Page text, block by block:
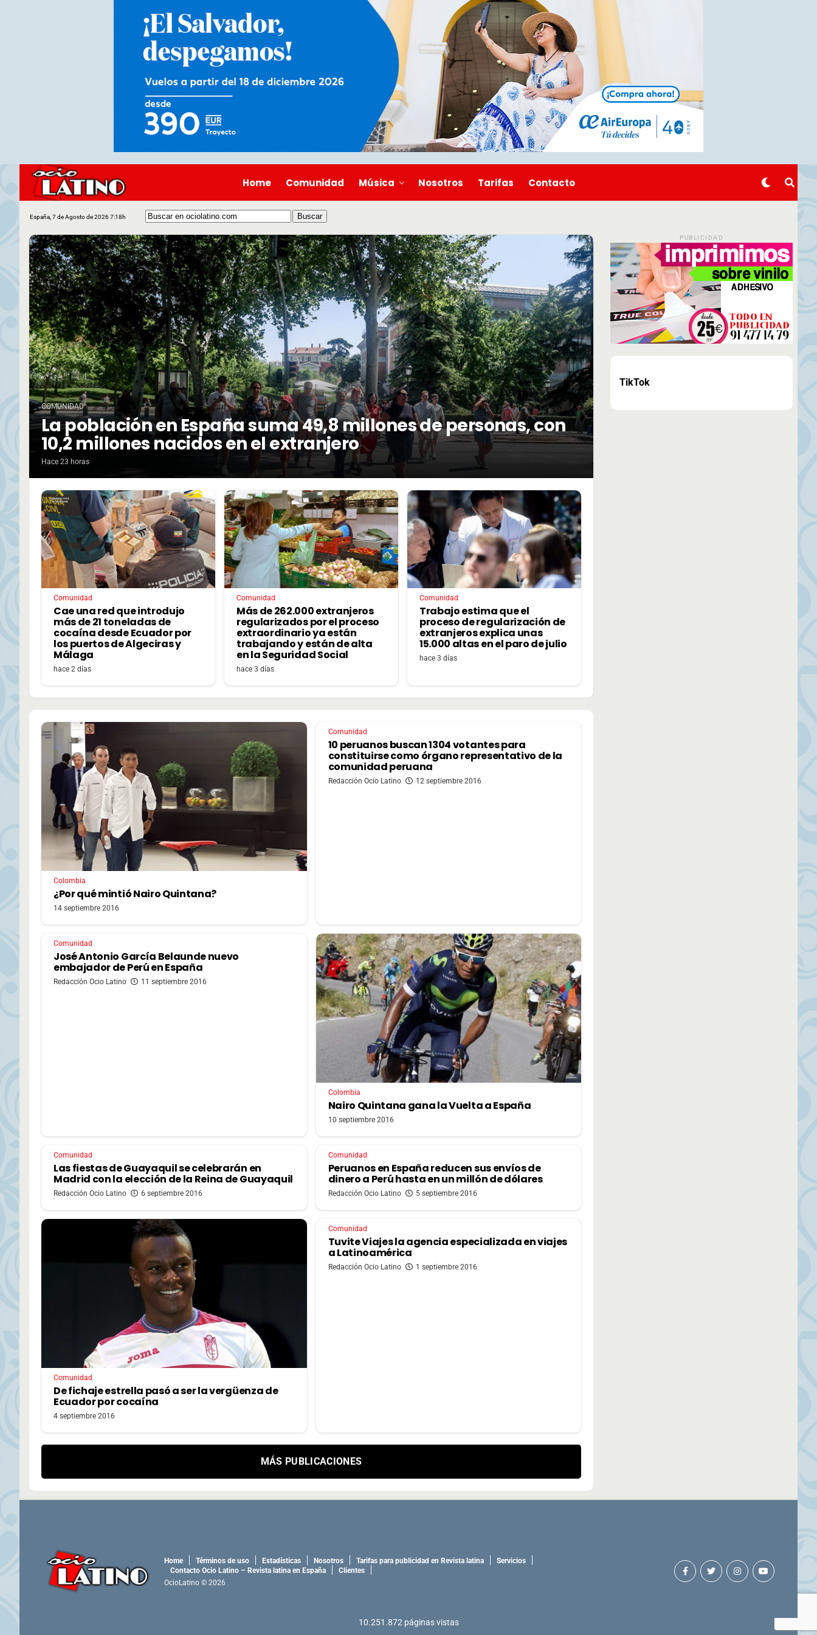
Home Comunidad Música Nosotros Tarifas Contacto
España, 7 de Agosto de 2026 7:18h
COMUNIDAD
La población en España suma 49,8 millones de personas, con
10,2 millones nacidos en el extranjero
Hace 23 horas
Comunidad
Cae una red que introdujo
más de 21 toneladas de
cocaína desde Ecuador por
los puertos de Algeciras y
Málaga
hace 2 días
Comunidad
Más de 262.000 extranjeros
regularizados por el proceso
extraordinario ya están
trabajando y están de alta
en la Seguridad Social
hace 3 días
Comunidad
Trabajo estima que el
proceso de regularización de
extranjeros explica unas
15.000 altas en el paro de julio
hace 3 días
Colombia
¿Por qué mintió Nairo Quintana?
14 septiembre 2016
Comunidad
10 peruanos buscan 1304 votantes para
constituirse como órgano representativo de la
comunidad peruana
Redacción Ocio Latino 12 septiembre 2016
Comunidad
José Antonio García Belaunde nuevo
embajador de Perú en España
Redacción Ocio Latino 11 septiembre 2016
Colombia
Nairo Quintana gana la Vuelta a España
10 septiembre 2016
Comunidad
Las fiestas de Guayaquil se celebrarán en
Madrid con la elección de la Reina de Guayaquil
Redacción Ocio Latino 6 septiembre 2016
Comunidad
Peruanos en España reducen sus envíos de
dinero a Perú hasta en un millón de dólares
Redacción Ocio Latino 5 septiembre 2016
Comunidad
De fichaje estrella pasó a ser la vergüenza de
Ecuador por cocaína
4 septiembre 2016
Comunidad
Tuvite Viajes la agencia especializada en viajes
a Latinoamérica
Redacción Ocio Latino 1 septiembre 2016
MÁS PUBLICACIONES
PUBLICIDAD
TikTok
Home Términos de uso Estadísticas Nosotros Tarifas para publicidad en Revista latina
Servicios
Contacto Ocio Latino – Revista latina en España
Clientes
OcioLatino © 2026
10.251.872 páginas vistas